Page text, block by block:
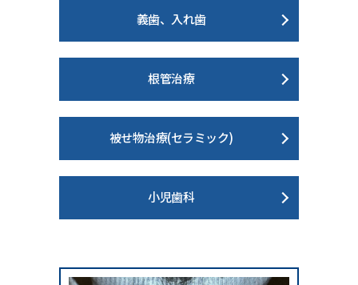
義歯、入れ歯
根管治療
被せ物治療(セラミック)
小児歯科